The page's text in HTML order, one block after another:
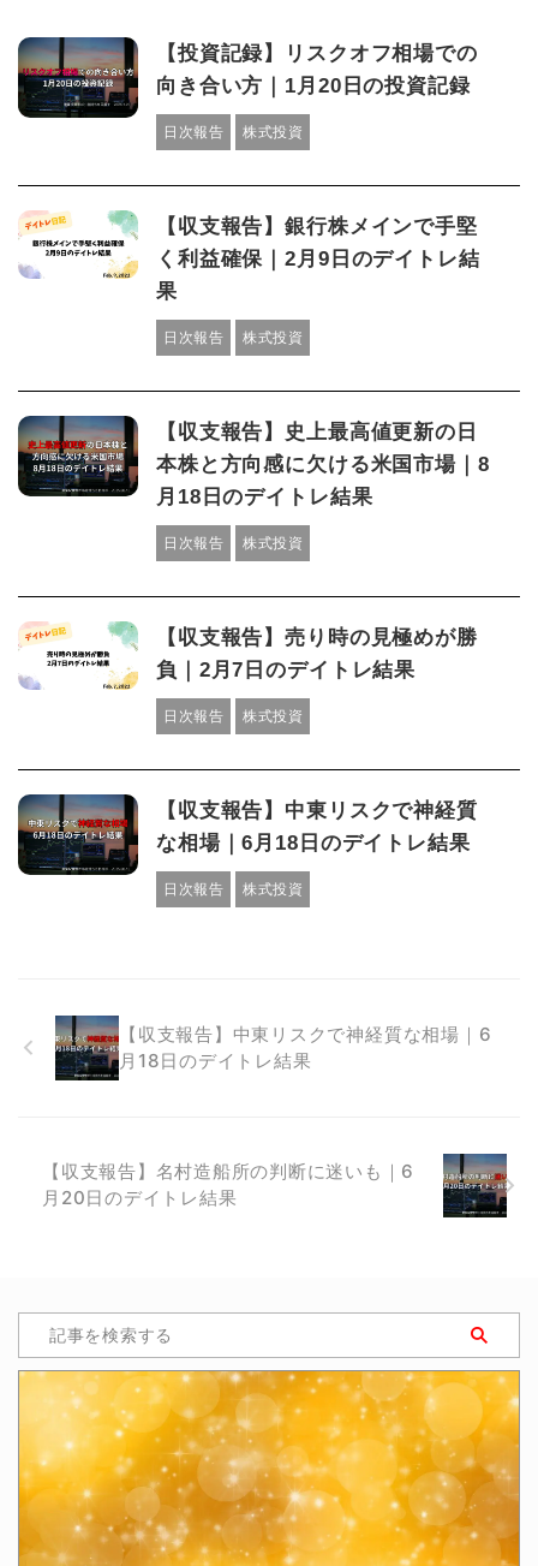
【投資記録】リスクオフ相場での
向き合い方｜1月20日の投資記録
日次報告 株式投資
【収支報告】銀行株メインで手堅
く利益確保｜2月9日のデイトレ結
果
日次報告 株式投資
【収支報告】史上最高値更新の日
本株と方向感に欠ける米国市場｜8
月18日のデイトレ結果
日次報告 株式投資
【収支報告】売り時の見極めが勝
負｜2月7日のデイトレ結果
日次報告 株式投資
【収支報告】中東リスクで神経質
な相場｜6月18日のデイトレ結果
日次報告 株式投資
【収支報告】中東リスクで神経質な相場｜6
月18日のデイトレ結果
【収支報告】名村造船所の判断に迷いも｜6
月20日のデイトレ結果